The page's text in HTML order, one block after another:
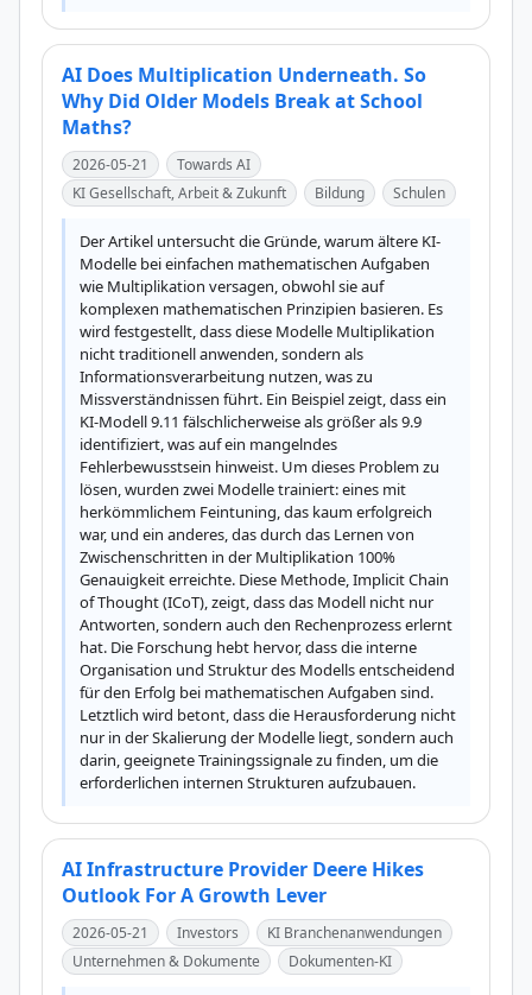
AI Does Multiplication Underneath. So
Why Did Older Models Break at School
Maths?
2026-05-21
Towards AI
KI Gesellschaft, Arbeit & Zukunft
Bildung Schulen
Der Artikel untersucht die Gründe, warum ältere KI-
Modelle bei einfachen mathematischen Aufgaben
wie Multiplikation versagen, obwohl sie auf
komplexen mathematischen Prinzipien basieren. Es
wird festgestellt, dass diese Modelle Multiplikation
nicht traditionell anwenden, sondern als
Informationsverarbeitung nutzen, was zu
Missverständnissen führt. Ein Beispiel zeigt, dass ein
KI-Modell 9.11 fälschlicherweise als größer als 9.9
identifiziert, was auf ein mangelndes
Fehlerbewusstsein hinweist. Um dieses Problem zu
lösen, wurden zwei Modelle trainiert: eines mit
herkömmlichem Feintuning, das kaum erfolgreich
war, und ein anderes, das durch das Lernen von
Zwischenschritten in der Multiplikation 100%
Genauigkeit erreichte. Diese Methode, Implicit Chain
of Thought (ICoT), zeigt, dass das Modell nicht nur
Antworten, sondern auch den Rechenprozess erlernt
hat. Die Forschung hebt hervor, dass die interne
Organisation und Struktur des Modells entscheidend
für den Erfolg bei mathematischen Aufgaben sind.
Letztlich wird betont, dass die Herausforderung nicht
nur in der Skalierung der Modelle liegt, sondern auch
darin, geeignete Trainingssignale zu finden, um die
erforderlichen internen Strukturen aufzubauen.
AI Infrastructure Provider Deere Hikes
Outlook For A Growth Lever
2026-05-21 Investors
KI Branchenanwendungen
Unternehmen & Dokumente
Dokumenten-KI